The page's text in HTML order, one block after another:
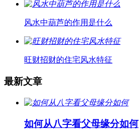
风水中葫芦的作用是什么
旺财招财的住宅风水特征
最新文章
如何从八字看父母缘分如何